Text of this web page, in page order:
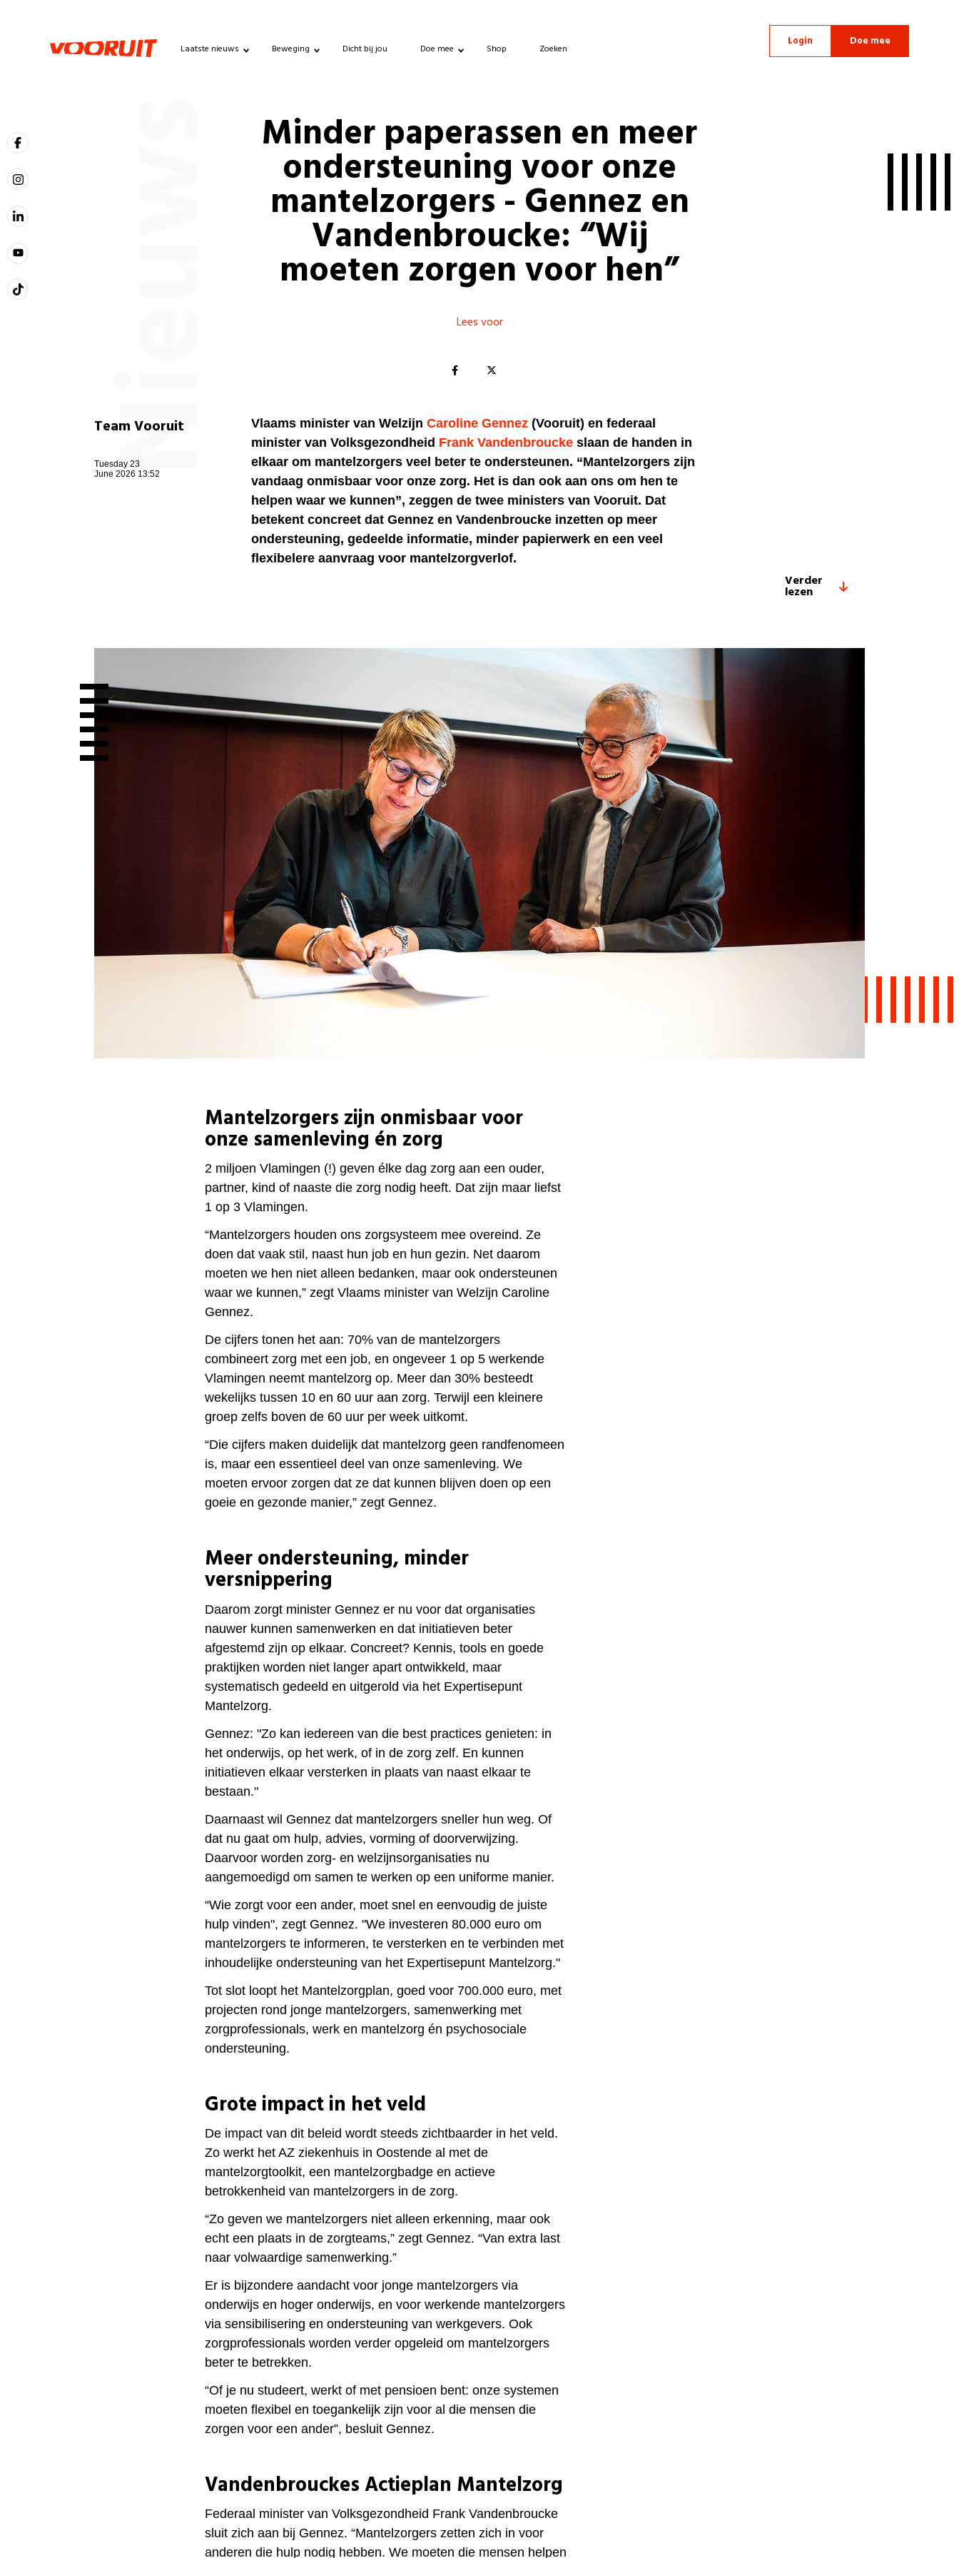
Laatste nieuws Beweging Dicht bij jou Doe mee Shop Zoeken
Login Doe mee
Minder paperassen en meer
ondersteuning voor onze
mantelzorgers - Gennez en
Vandenbroucke: “Wij
moeten zorgen voor hen”
Lees voor
Team Vooruit
Tuesday 23
June 2026 13:52
Vlaams minister van Welzijn Caroline Gennez(Vooruit) en federaal
minister van Volksgezondheid Frank Vandenbrouckeslaan de handen in
elkaar om mantelzorgers veel beter te ondersteunen. “Mantelzorgers zijn
vandaag onmisbaar voor onze zorg. Het is dan ook aan ons om hen te
helpen waar we kunnen”, zeggen de twee ministers van Vooruit. Dat
betekent concreet dat Gennez en Vandenbroucke inzetten op meer
ondersteuning, gedeelde informatie, minder papierwerk en een veel
flexibelere aanvraag voor mantelzorgverlof.
Verder
lezen
Mantelzorgers zijn onmisbaar voor
onze samenleving én zorg
2 miljoen Vlamingen (!) geven élke dag zorg aan eenouder,
partner, kind of naaste die zorg nodig heeft. Dat zijn maar liefst
1 op 3 Vlamingen.
“Mantelzorgers houden ons zorgsysteem mee overeind. Ze
doen dat vaak stil, naast hun job en hun gezin. Net daarom
moeten we hen niet alleen bedanken, maar ook ondersteunen
waar we kunnen,” zegt Vlaams minister van Welzijn Caroline
Gennez.
De cijfers tonen het aan: 70% van de mantelzorgers
combineert zorg met een job, en ongeveer 1 op 5 werkende
Vlamingen neemt mantelzorg op. Meer dan 30% besteedt
wekelijks tussen 10 en 60 uur aan zorg. Terwijl een kleinere
groep zelfs boven de 60 uur per week uitkomt.
“Die cijfers maken duidelijk dat mantelzorg geen randfenomeen
is, maar een essentieel deel van onze samenleving. We
moeten ervoor zorgen dat ze dat kunnen blijven doen op een
goeie en gezonde manier,” zegt Gennez.
Meer ondersteuning, minder
versnippering
Daarom zorgt minister Gennez er nu voor dat organisaties
nauwer kunnen samenwerken en dat initiatieven beter
afgestemd zijn op elkaar. Concreet? Kennis, tools en goede
praktijken worden niet langer apart ontwikkeld, maar
systematisch gedeeld en uitgerold via het Expertisepunt
Mantelzorg.
Gennez: "Zo kan iedereen van die best practices genieten: in
het onderwijs, op het werk, of in de zorg zelf. En kunnen
initiatieven elkaar versterken in plaats van naast elkaar te
bestaan."
Daarnaast wil Gennez dat mantelzorgers sneller hun weg. Of
dat nu gaat om hulp, advies, vorming of doorverwijzing.
Daarvoor worden zorg- en welzijnsorganisaties nu
aangemoedigd om samen te werken op een uniforme manier.
“Wie zorgt voor een ander, moet snel en eenvoudig de juiste
hulp vinden", zegt Gennez. "We investeren 80.000 euro om
mantelzorgers te informeren, te versterken en te verbinden met
inhoudelijke ondersteuning van het Expertisepunt Mantelzorg."
Tot slot loopt het Mantelzorgplan, goed voor 700.000 euro, met
projecten rond jonge mantelzorgers, samenwerking met
zorgprofessionals, werk en mantelzorg én psychosociale
ondersteuning.
Grote impact in het veld
De impact van dit beleid wordt steeds zichtbaarder in het veld.
Zo werkt het AZ ziekenhuis in Oostende al met de
mantelzorgtoolkit, een mantelzorgbadge en actieve
betrokkenheid van mantelzorgers in de zorg.
“Zo geven we mantelzorgers niet alleen erkenning, maar ook
echt een plaats in de zorgteams,” zegt Gennez. “Van extra last
naar volwaardige samenwerking.”
Er is bijzondere aandacht voor jonge mantelzorgers via
onderwijs en hoger onderwijs, en voor werkende mantelzorgers
via sensibilisering en ondersteuning van werkgevers. Ook
zorgprofessionals worden verder opgeleid om mantelzorgers
beter te betrekken.
“Of je nu studeert, werkt of met pensioen bent: onze systemen
moeten flexibel en toegankelijk zijn voor al die mensen die
zorgen voor een ander”, besluit Gennez.
Vandenbrouckes Actieplan Mantelzorg
Federaal minister van Volksgezondheid Frank Vandenbroucke
sluit zich aan bij Gennez. “Mantelzorgers zetten zich in voor
anderen die hulp nodig hebben. We moeten die mensen helpen